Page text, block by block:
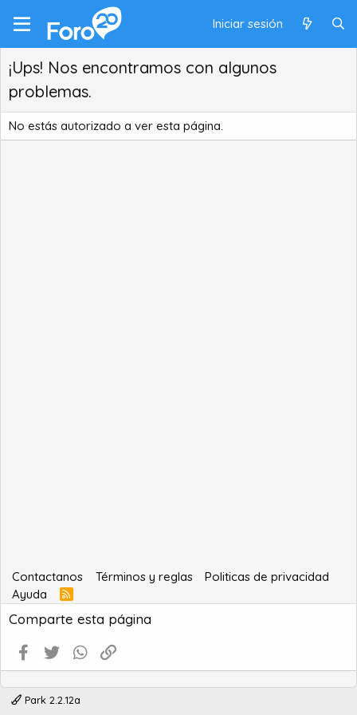
Iniciar sesión
¡Ups! Nos encontramos con algunos
problemas.
No estás autorizado a ver esta página.
Contactanos Términos y reglas
Politicas de privacidad
Ayuda
R
S
S
Comparte esta página
Facebook
Twitter WhatsApp
Park 2.2.12a